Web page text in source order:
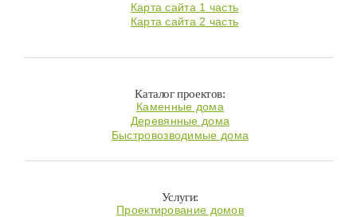
Карта сайта 1 часть
Карта сайта 2 часть
Каталог проектов:
Каменные дома
Деревянные дома
Быстровозводимые дома
Услуги:
Проектирование домов